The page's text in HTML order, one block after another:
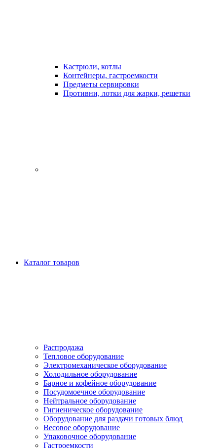
Кастрюли, котлы
Контейнеры, гастроемкости
Предметы сервировки
Противни, лотки для жарки, решетки
Каталог товаров
Распродажа
Тепловое оборудование
Электромеханическое оборудование
Холодильное оборудование
Барное и кофейное оборудование
Посудомоечное оборудование
Нейтральное оборудование
Гигиеническое оборудование
Оборудование для раздачи готовых блюд
Весовое оборудование
Упаковочное оборудование
Гастроемкости